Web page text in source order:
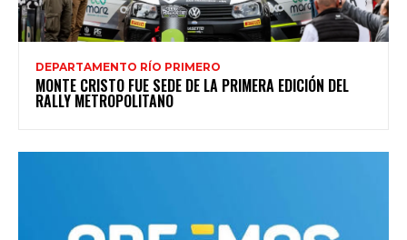
DEPARTAMENTO RÍO PRIMERO
MONTE CRISTO FUE SEDE DE LA PRIMERA EDICIÓN DEL
RALLY METROPOLITANO